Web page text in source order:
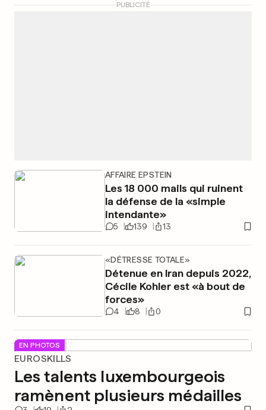
AFFAIRE EPSTEIN
Les 18 000 mails qui ruinent
la défense de la «simple
intendante»
5 139 13
«DÉTRESSE TOTALE»
Détenue en Iran depuis 2022,
Cécile Kohler est «à bout de
forces»
4 8 0
PUBLICITÉ
EN PHOTOS
EUROSKILLS
Les talents luxembourgeois
ramènent plusieurs médailles